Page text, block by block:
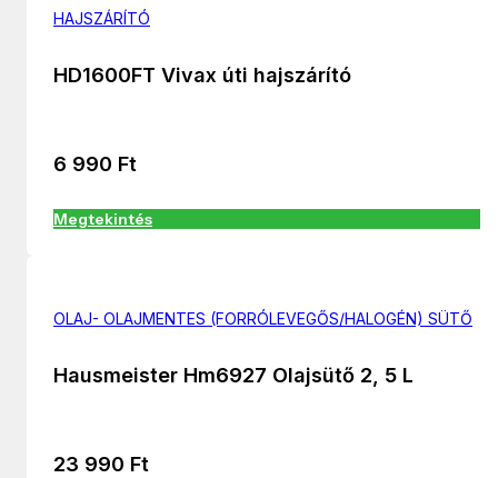
HAJSZÁRÍTÓ
HD1600FT Vivax úti hajszárító
6 990 Ft
Megtekintés
OLAJ- OLAJMENTES (FORRÓLEVEGŐS/HALOGÉN) SÜTŐ
Hausmeister Hm6927 Olajsütő 2, 5 L
23 990 Ft